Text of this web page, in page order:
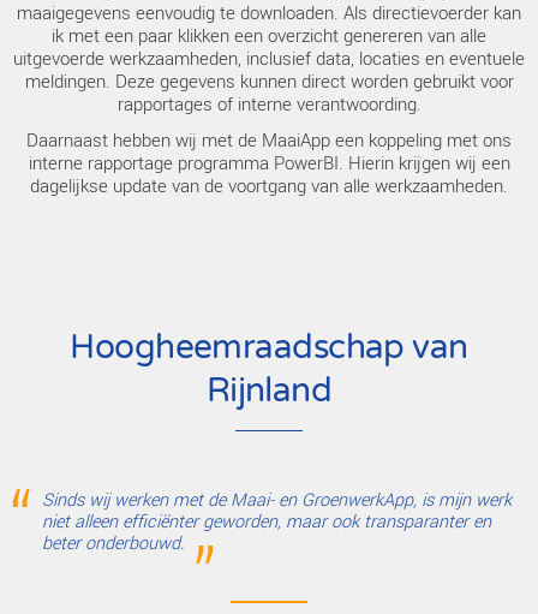
kwaliteit en op het verbeteren van processen, in plaats van
najagen van informatie. Dat is niet alleen prettiger werken,
Download en